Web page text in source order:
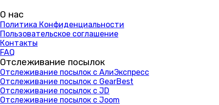
О нас
Политика Конфиденциальности
Пользовательское соглашение
Контакты
FAQ
Отслеживание посылок
Отслеживание посылок с АлиЭкспресс
Отслеживание посылок с GearBest
Отслеживание посылок с JD
Отслеживание посылок с Joom